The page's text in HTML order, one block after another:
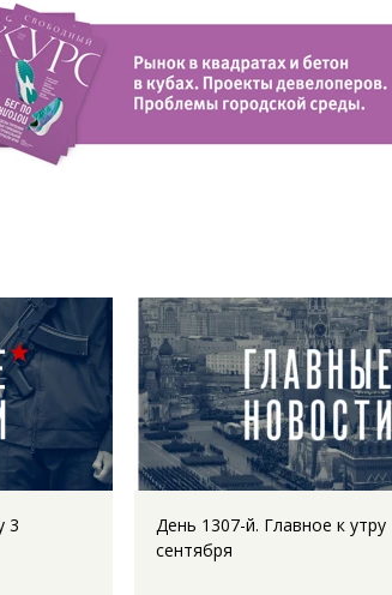
3
День 1307-й. Главное к утру
сентября